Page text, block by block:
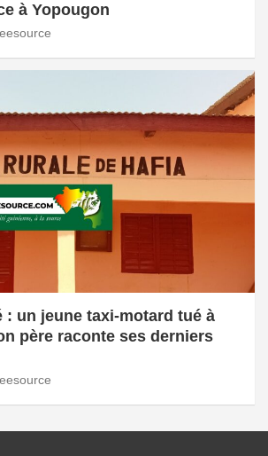
à Yopougon
: un jeune taxi-motard tué à
père raconte ses derniers